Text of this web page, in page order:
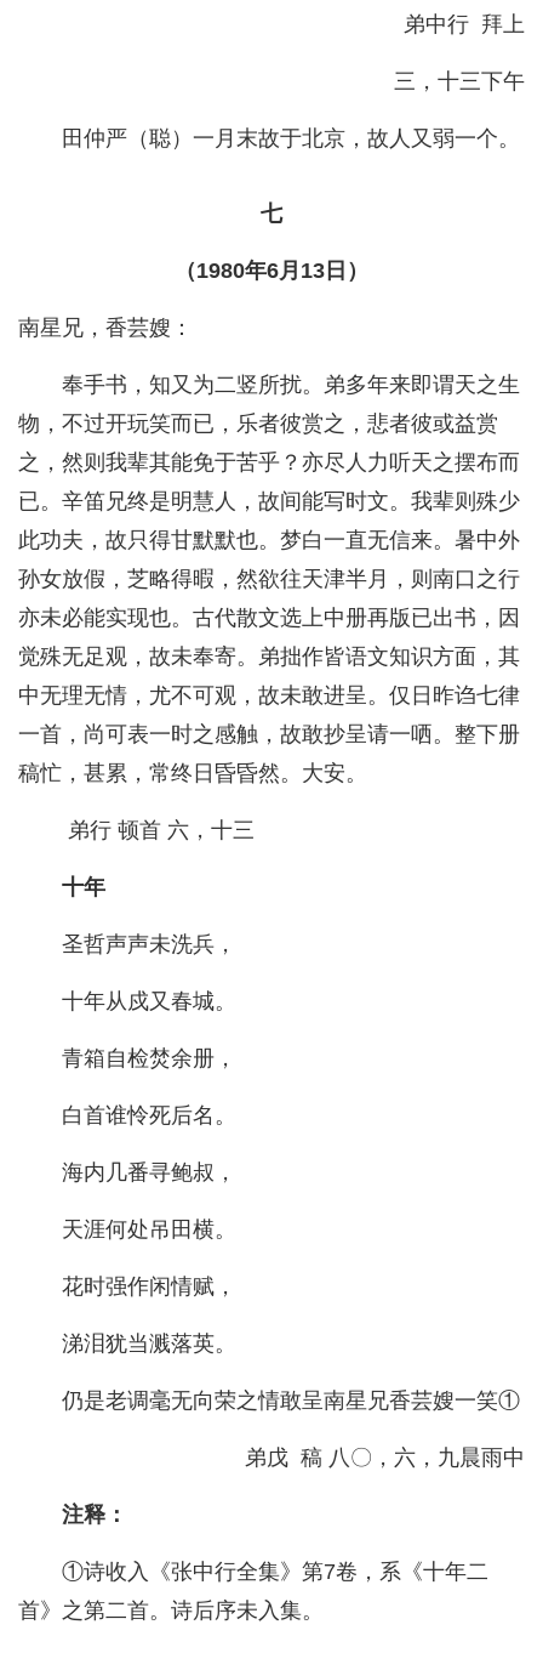
弟中行 拜上
三，十三下午
田仲严（聪）一月末故于北京，故人又弱一个。
七
（1980年6月13日）
南星兄，香芸嫂：
奉手书，知又为二竖所扰。弟多年来即谓天之生
物，不过开玩笑而已，乐者彼赏之，悲者彼或益赏
之，然则我辈其能免于苦乎？亦尽人力听天之摆布而
已。辛笛兄终是明慧人，故间能写时文。我辈则殊少
此功夫，故只得甘默默也。梦白一直无信来。暑中外
孙女放假，芝略得暇，然欲往天津半月，则南口之行
亦未必能实现也。古代散文选上中册再版已出书，因
觉殊无足观，故未奉寄。弟拙作皆语文知识方面，其
中无理无情，尤不可观，故未敢进呈。仅日昨诌七律
一首，尚可表一时之感触，故敢抄呈请一哂。整下册
稿忙，甚累，常终日昏昏然。大安。
弟行 顿首 六，十三
十年
圣哲声声未洗兵，
十年从戍又春城。
青箱自检焚余册，
白首谁怜死后名。
海内几番寻鲍叔，
天涯何处吊田横。
花时强作闲情赋，
涕泪犹当溅落英。
仍是老调毫无向荣之情敢呈南星兄香芸嫂一笑①
弟戊 稿 八〇，六，九晨雨中
注释：
①诗收入《张中行全集》第7卷，系《十年二
首》之第二首。诗后序未入集。